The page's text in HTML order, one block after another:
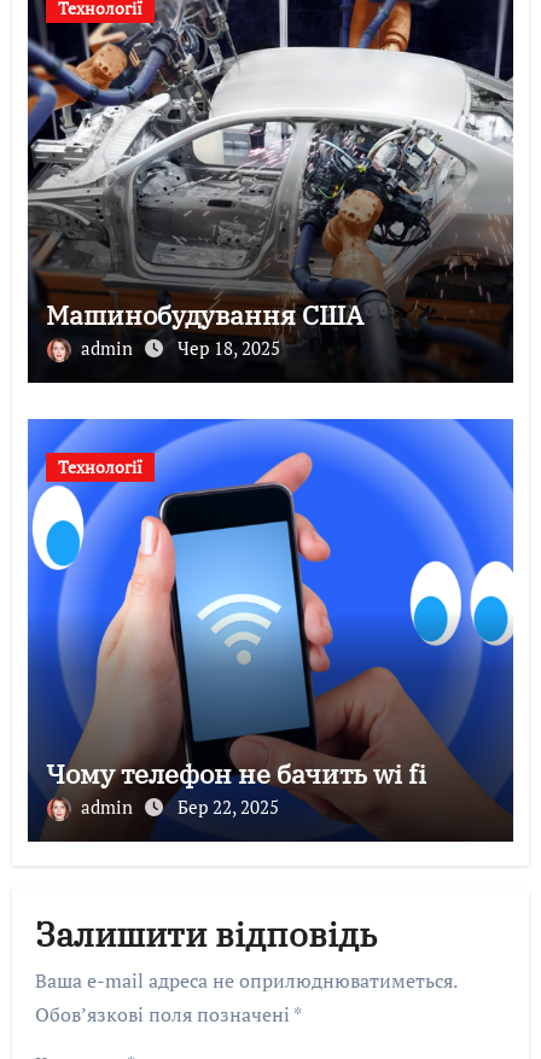
Технології
Машинобудування США
admin Чер 18, 2025
Технології
Чому телефон не бачить wi fi
admin Бер 22, 2025
Залишити відповідь
Ваша e-mail адреса не оприлюднюватиметься.
Обов’язкові поля позначені *